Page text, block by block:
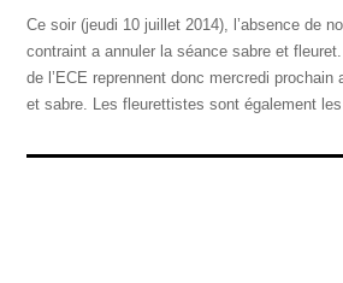
Ce soir (jeudi 10 juillet 2014), l’absence de
contraint a annuler la séance sabre et
de l’ECE reprennent donc mercredi prochain
et sabre. Les fleurettistes sont également